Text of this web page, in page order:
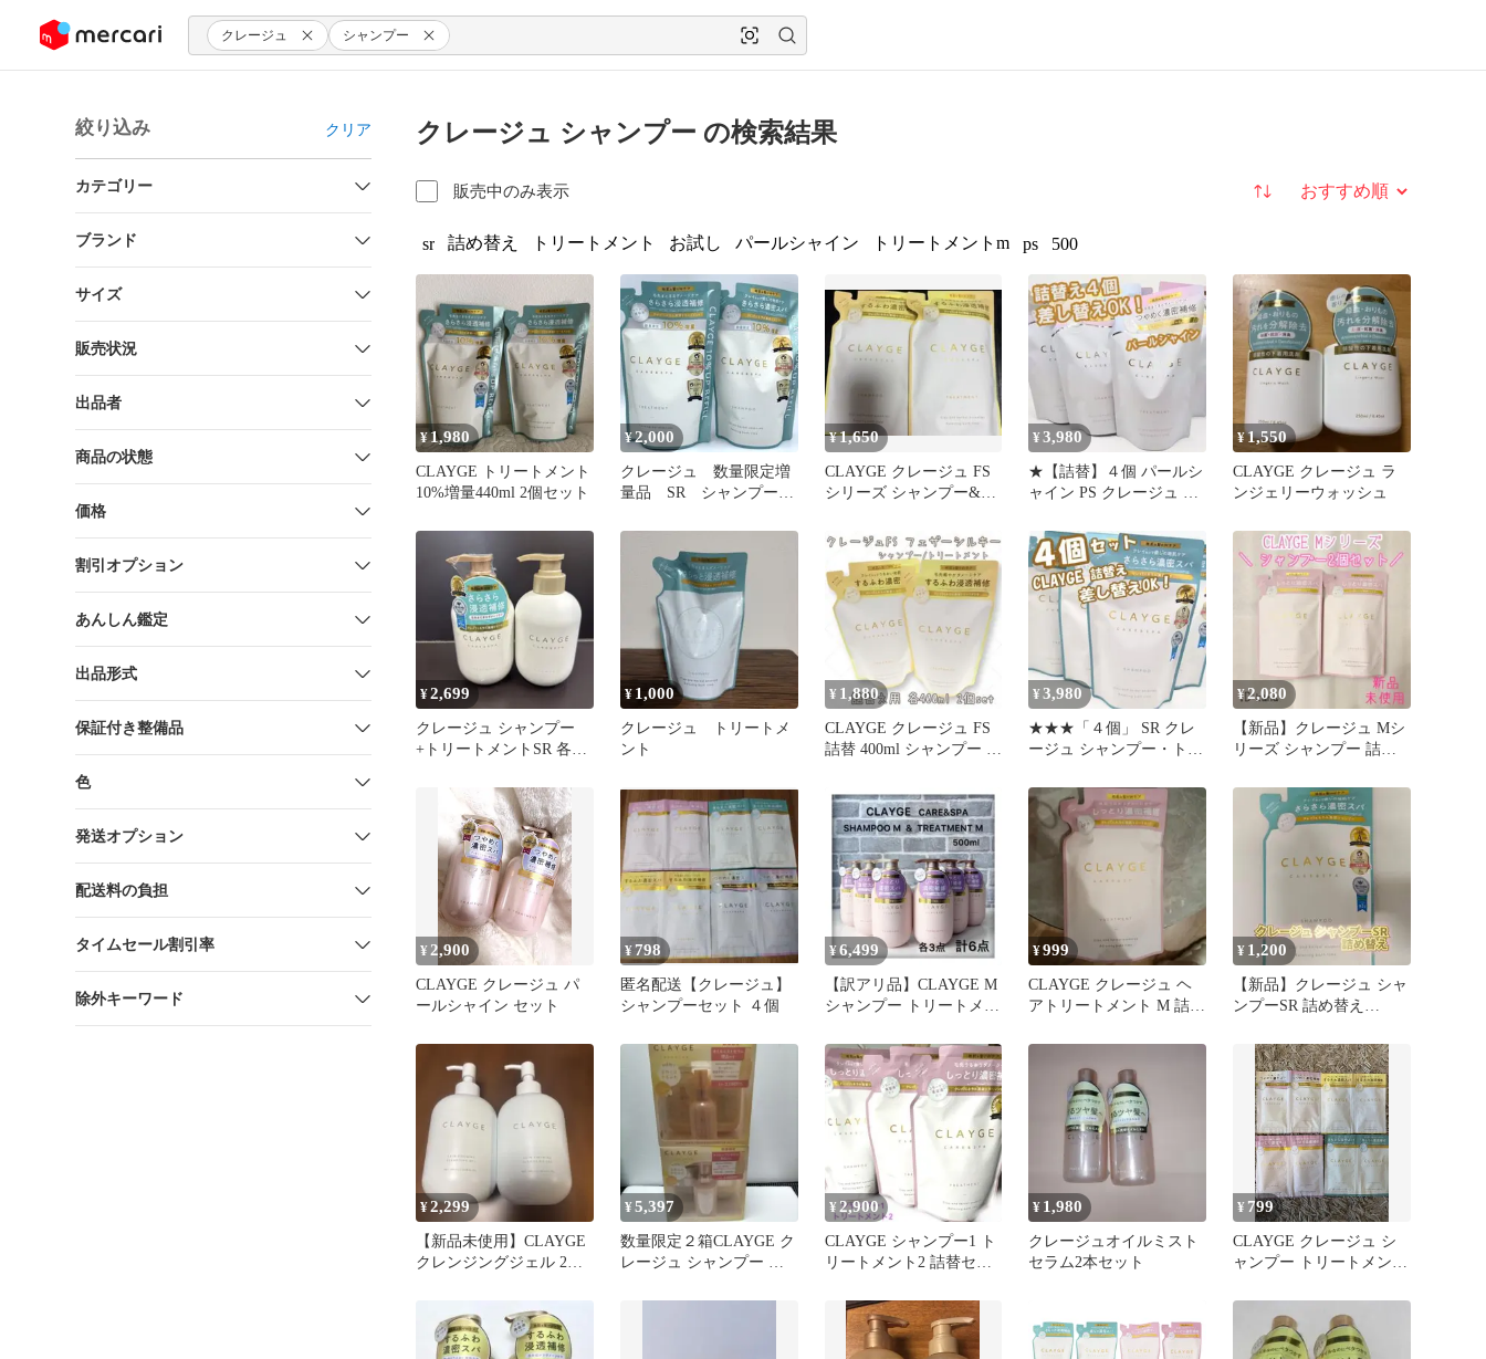
ツにスキップ クレージュ シャンプー
絞り込み クリア
カテゴリー
ブランド
サイズ
販売状況
出品者
商品の状態
価格
割引オプション
あんしん鑑定
出品形式
保証付き整備品
色
発送オプション
配送料の負担
タイムセール割引率
除外キーワード
クレージュ シャンプー の検索結果
販売中のみ表示 並び替え
sr 詰め替え トリートメント お試し パールシャイン トリートメントm ps 500
¥1,980
CLAYGE トリートメント
10%増量440ml 2個セット
¥2,000
クレージュ 数量限定増
量品 SR シャンプー
440ml
¥1,650
CLAYGE クレージュ FS
シリーズ シャンプー&ト
¥3,980
★【詰替】４個 パールシ
ャイン PS クレージュ シ
ト
¥1,550
CLAYGE クレージュ ラ
ンジェリーウォッシュ
¥2,699
クレージュ シャンプー
+トリートメントSR 各
¥ 1,000
クレージュ トリートメ
ント
¥ 1,880
CLAYGE クレージュ FS
詰替 400ml シャンプー ト
¥3,980
★★★「４個」 SR クレ
ージュ シャンプー・トリ
¥2,080
【新品】クレージュ Mシ
リーズ シャンプー 詰め
¥ 2,900
CLAYGE クレージュ パ
ールシャイン セット
¥798
匿名配送【クレージュ】
シャンプーセット ４個
¥6,499
【訳アリ品】CLAYGE M
シャンプー トリートメン
¥999
CLAYGE クレージュ ヘ
アトリートメント M 詰め
¥ 1,200
【新品】クレージュ シャ
ンプーSR 詰め替え
¥2,299
【新品未使用】CLAYGE
クレンジングジェル 2本
¥5,397
数量限定２箱CLAYGE ク
レージュ シャンプー ト
¥2,900
CLAYGE シャンプー1 ト
リートメント2 詰替セッ
¥ 1,980
クレージュオイルミスト
セラム2本セット
¥ 799
CLAYGE クレージュ シ
ャンプー トリートメント